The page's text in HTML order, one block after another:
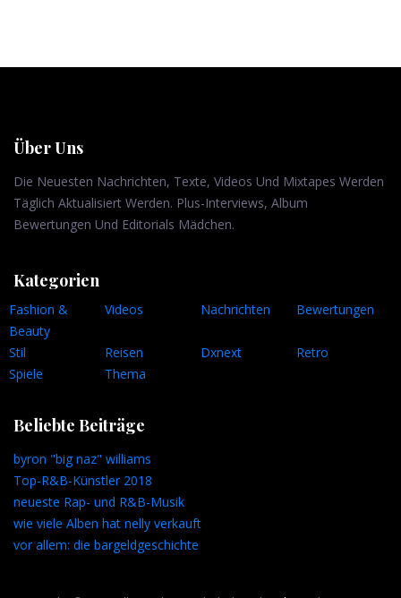
Über Uns
Die Neuesten Nachrichten, Texte, Videos Und Mixtapes Werden
Täglich Aktualisiert Werden. Plus-Interviews, Album
Bewertungen Und Editorials Mädchen.
Kategorien
Fashion &
Beauty
Videos Nachrichten Bewertungen
Stil Reisen Dxnext
Retro
Spiele
Thema
Beliebte Beiträge
byron "big naz" williams
Top-R&B-Künstler 2018
neueste Rap- und R&B-Musik
wie viele Alben hat nelly verkauft
vor allem: die bargeldgeschichte